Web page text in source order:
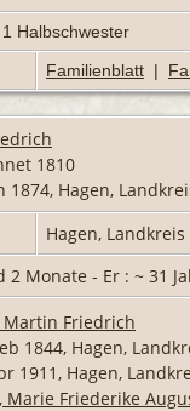
Halbschwester
Familienblatt |
1810
1874, Hagen,
Hagen,
2 Monate - Er : ~ 31
Martin Friedrich
1844, Hagen,
1911, Hagen,
Marie Friederike